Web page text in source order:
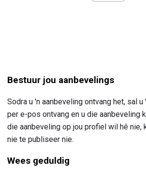
Bestuur jou aanbevelings
Sodra u 'n aanbeveling ontvang het, sal
per e-pos ontvang en u die aanbeveling
die aanbeveling op jou profiel wil hê nie,
nie te publiseer nie.
Wees geduldig